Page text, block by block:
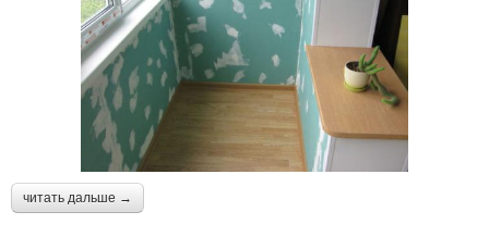
читать дальше →